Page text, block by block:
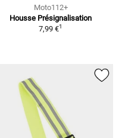
Moto112+
Housse Présignalisation
7,99 €1